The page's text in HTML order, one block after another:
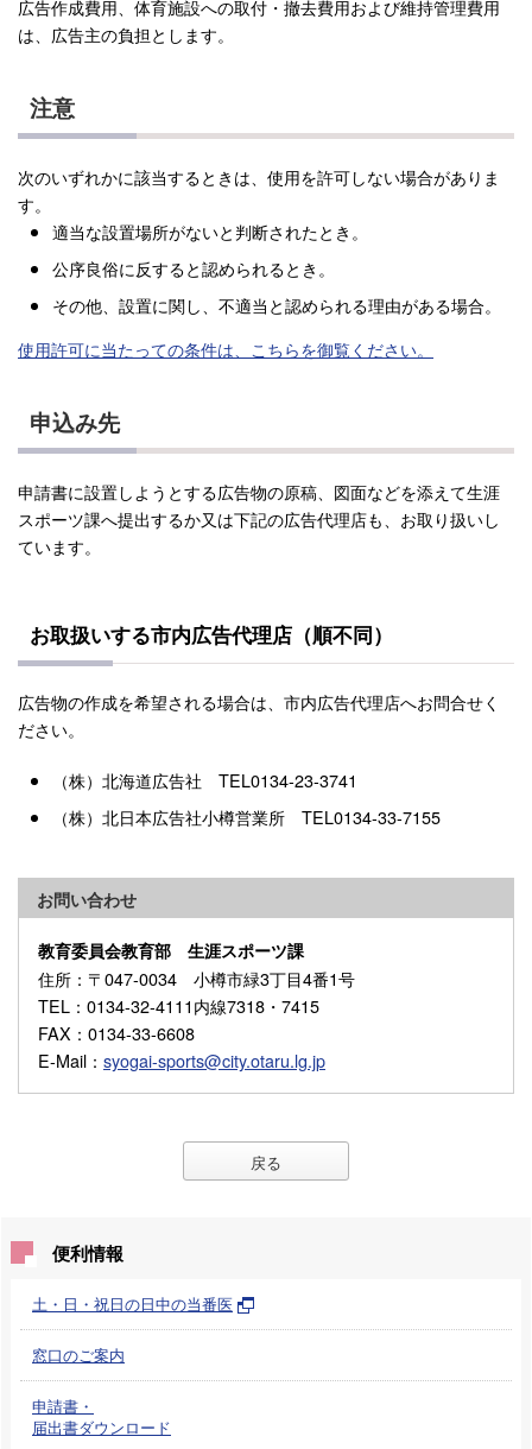
広告作成費用、体育施設への取付・撤去費用および維持管理費用
は、広告主の負担とします。
注意
次のいずれかに該当するときは、使用を許可しない場合がありま
す。
適当な設置場所がないと判断されたとき。
公序良俗に反すると認められるとき。
その他、設置に関し、不適当と認められる理由がある場合。
使用許可に当たっての条件は、こちらを御覧ください。
申込み先
申請書に設置しようとする広告物の原稿、図面などを添えて生涯
スポーツ課へ提出するか又は下記の広告代理店も、お取り扱いし
ています。
お取扱いする市内広告代理店（順不同）
広告物の作成を希望される場合は、市内広告代理店へお問合せく
ださい。
（株）北海道広告社 TEL0134-23-3741
（株）北日本広告社小樽営業所 TEL0134-33-7155
お問い合わせ
教育委員会教育部 生涯スポーツ課
住所 ：〒047-0034 小樽市緑3丁目4番1号
TEL ：0134-32-4111内線7318・7415
FAX ：0134-33-6608
E-Mail ： syogai-sports@city.otaru.lg.jp
戻る
便利情報
土・日・祝日の日中の当番医
窓口のご案内
申請書・
届出書ダウンロード